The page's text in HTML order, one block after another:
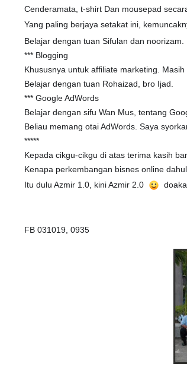
Cenderamata, t-shirt Dan mousepad
Yang paling berjaya setakat ini,
Belajar dengan tuan Sifulan dan noorizam.
*** Blogging
Khususnya untuk affiliate marketing.
Belajar dengan tuan Rohaizad, bro Ijad.
*** Google AdWords
Belajar dengan sifu Wan Mus, tentang
Beliau memang otai AdWords. Saya
*****
Kepada cikgu-cikgu di atas terima kasih
Kenapa perkembangan bisnes online
Itu dulu Azmir 1.0, kini Azmir 2.0
FB 031019, 0935